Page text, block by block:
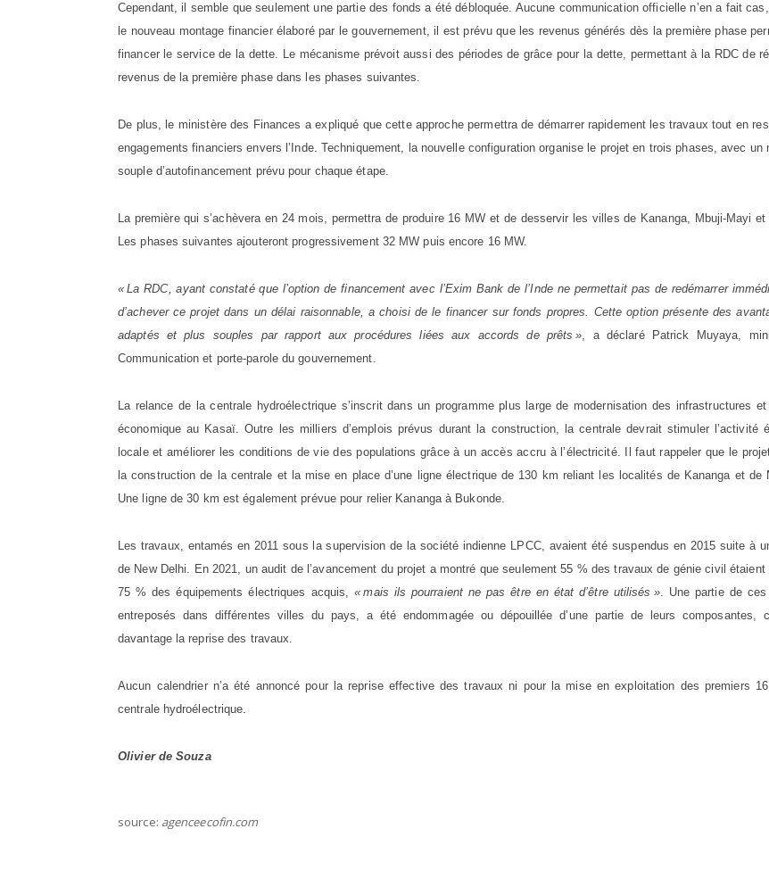
Cependant, il semble que seulement une partie des fonds a été débloquée. Aucune communication officielle n’en a fait
le nouveau montage financier élaboré par le gouvernement, il est prévu que les revenus générés dès la première phase
financer le service de la dette. Le mécanisme prévoit aussi des périodes de grâce pour la dette, permettant à la RDC de
revenus de la première phase dans les phases suivantes.
De plus, le ministère des Finances a expliqué que cette approche permettra de démarrer rapidement les travaux tout en
engagements financiers envers l’Inde. Techniquement, la nouvelle configuration organise le projet en trois phases, avec un
souple d’autofinancement prévu pour chaque étape.
La première qui s’achèvera en 24 mois, permettra de produire 16 MW et de desservir les villes de Kananga, Mbuji-Mayi et
Les phases suivantes ajouteront progressivement 32 MW puis encore 16 MW.
« La RDC, ayant constaté que l’option de financement avec l’Exim Bank de l’Inde ne permettait pas de redémarrer
d’achever ce projet dans un délai raisonnable, a choisi de le financer sur fonds propres. Cette option présente des
adaptés et plus souples par rapport aux procédures liées aux accords de prêts », a déclaré Patrick Muyaya,
Communication et porte-parole du gouvernement.
La relance de la centrale hydroélectrique s’inscrit dans un programme plus large de modernisation des infrastructures
économique au Kasaï. Outre les milliers d’emplois prévus durant la construction, la centrale devrait stimuler l’activité
locale et améliorer les conditions de vie des populations grâce à un accès accru à l’électricité. Il faut rappeler que le
la construction de la centrale et la mise en place d’une ligne électrique de 130 km reliant les localités de Kananga et de
Une ligne de 30 km est également prévue pour relier Kananga à Bukonde.
Les travaux, entamés en 2011 sous la supervision de la société indienne LPCC, avaient été suspendus en 2015 suite à
de New Delhi. En 2021, un audit de l’avancement du projet a montré que seulement 55 % des travaux de génie civil
75 % des équipements électriques acquis,« mais ils pourraient ne pas être en état d’être utilisés ». Une partie de ces
entreposés dans différentes villes du pays, a été endommagée ou dépouillée d’une partie de leurs composantes,
davantage la reprise des travaux.
Aucun calendrier n’a été annoncé pour la reprise effective des travaux ni pour la mise en exploitation des premiers
centrale hydroélectrique.
Olivier de Souza
source: agenceecofin.com